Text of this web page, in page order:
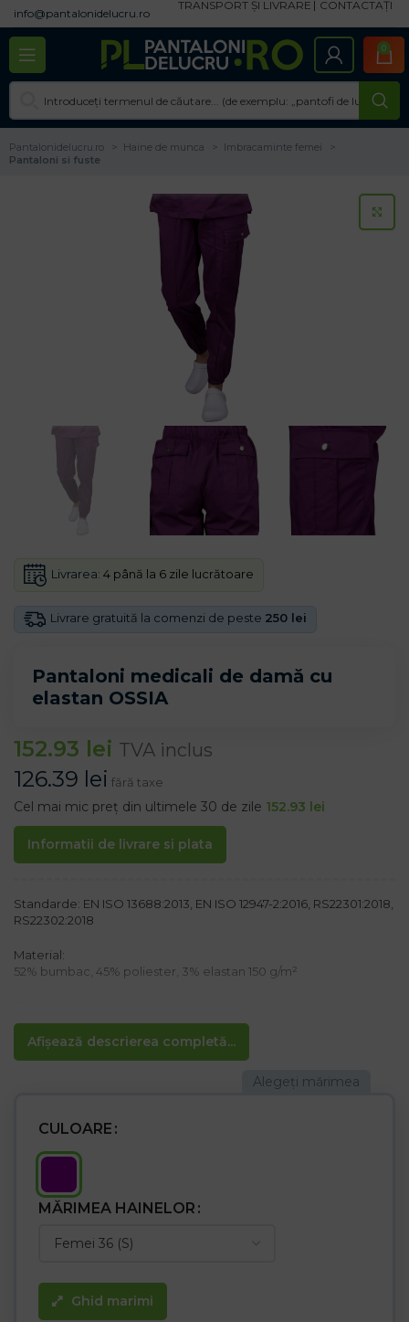
info@pantalonidelucru.ro
TRANSPORT ȘI LIVRARE CONTACTAȚI
0
Pantalonidelucru.ro Haine de munca
Imbracaminte femei
Pantaloni si fuste
Pantaloni medicali de damă cu
elastan OSSIA
Livrare gratuită la comenzi de peste 250 lei
Livrarea: 4 până la 6 zile lucrătoare
152.93 lei TVA inclus
126.39 lei fără taxe
Cel mai mic preț din ultimele 30 de zile 152.93 lei
Informatii de livrare si plata
Afișează descrierea completă...
Standarde: EN ISO 13688:2013, EN ISO 12947-2:2016, RS22301:2018,
RS22302:2018
Material:
52% bumbac, 45% poliester, 3% elastan 150 g/m²
– Cinci buzunare externe: două buzunare laterale în față, unul pe
piciorul stâng, cu închidere cu capse și două la spate cu cleme
– șnur și talie elastică pentru o potrivire mai bună
CULOARE
MĂRIMEA HAINELOR
Ghid marimi